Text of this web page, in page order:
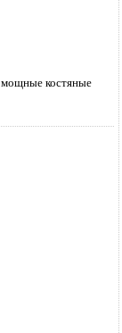
мощные костяные